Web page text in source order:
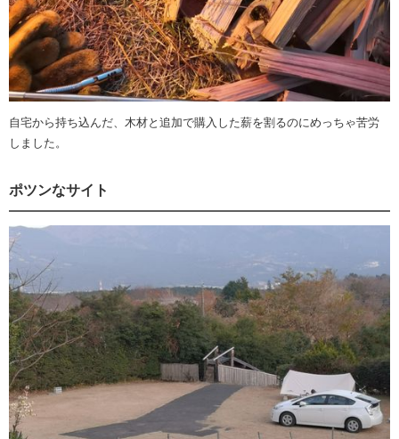
自宅から持ち込んだ、木材と追加で購入した薪を割るのにめっちゃ苦労
しました。
ポツンなサイト